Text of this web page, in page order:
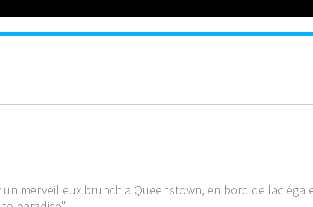
merveilleux brunch a Queenstown, en bord de lac